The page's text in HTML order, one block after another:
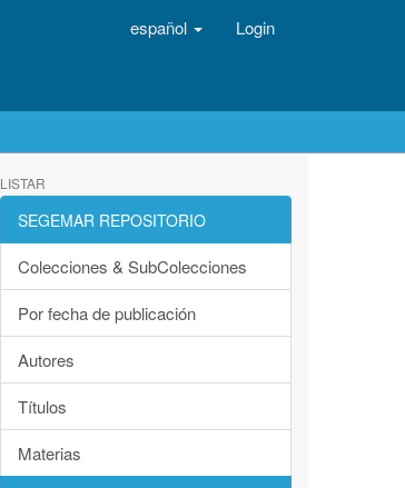
español Login
LISTAR
SEGEMAR REPOSITORIO
Colecciones & SubColecciones
Por fecha de publicación
Autores
Títulos
Materias